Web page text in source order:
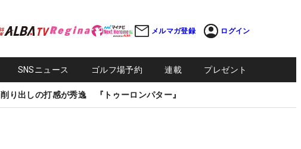
メルマガ登録 ログイン
SNSニュース ゴルフ場予約 連載 プレゼント
削り出しの打感が秀逸 『トゥーロンパター』